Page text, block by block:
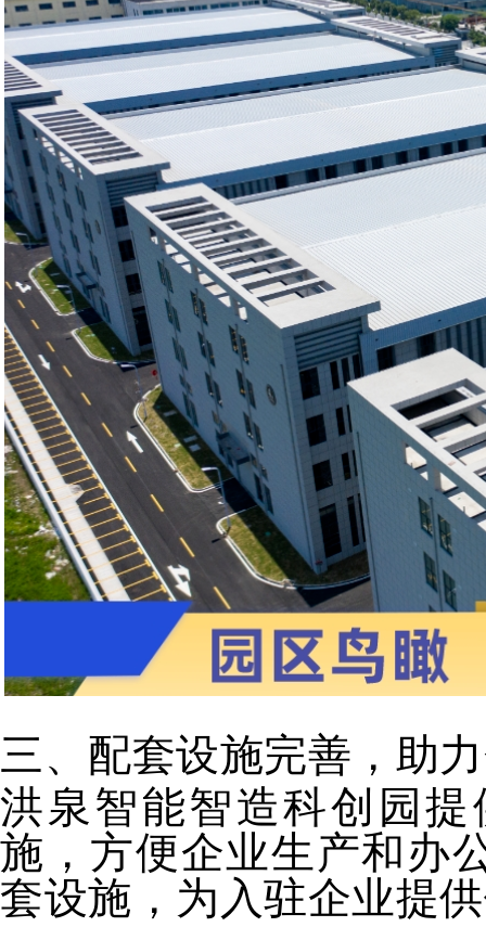
三、配套设施完善，助
洪泉智能智造科创园
施，方便企业生产和办
套设施，为入驻企业提